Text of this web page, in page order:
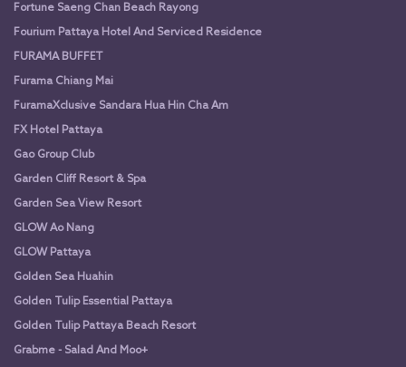
Fortune Saeng Chan Beach Rayong
Fourium Pattaya Hotel And Serviced Residence
FURAMA BUFFET
Furama Chiang Mai
FuramaXclusive Sandara Hua Hin Cha Am
FX Hotel Pattaya
Gao Group Club
Garden Cliff Resort & Spa
Garden Sea View Resort
GLOW Ao Nang
GLOW Pattaya
Golden Sea Huahin
Golden Tulip Essential Pattaya
Golden Tulip Pattaya Beach Resort
Grabme - Salad And Moo+